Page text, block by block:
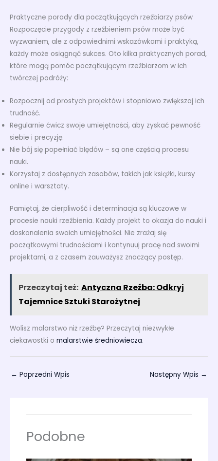
Praktyczne porady dla początkujących rzeźbiarzy psów
Rozpoczęcie przygody z rzeźbieniem psów może być
wyzwaniem, ale z odpowiednimi wskazówkami i praktyką,
każdy może osiągnąć sukces. Oto kilka praktycznych porad,
które mogą pomóc początkującym rzeźbiarzom w ich
twórczej podróży:
Rozpocznij od prostych projektów i stopniowo zwiększaj ich
trudność.
Regularnie ćwicz swoje umiejętności, aby zyskać pewność
siebie i precyzję.
Nie bój się popełniać błędów – są one częścią procesu
nauki.
Korzystaj z dostępnych zasobów, takich jak książki, kursy
online i warsztaty.
Pamiętaj, że cierpliwość i determinacja są kluczowe w
procesie nauki rzeźbienia. Każdy projekt to okazja do nauki i
doskonalenia swoich umiejętności. Nie zrażaj się
początkowymi trudnościami i kontynuuj pracę nad swoimi
projektami, a z czasem zauważysz znaczący postęp.
Przeczytaj też: Antyczna Rzeźba: Odkryj
Tajemnice Sztuki Starożytnej
Wolisz malarstwo niż rzeźbę? Przeczytaj niezwykłe
ciekawostki o malarstwie średniowiecza.
← Poprzedni Wpis Następny Wpis →
Podobne